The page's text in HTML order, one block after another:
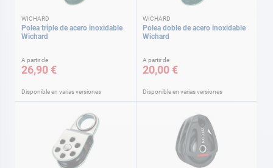
WICHARD
Polea triple de acero inoxidable
Wichard
A partir de
26,90 €
Disponible en varias versiones
WICHARD
Polea doble de acero inoxidable
Wichard
A partir de
20,00 €
Disponible en varias versiones